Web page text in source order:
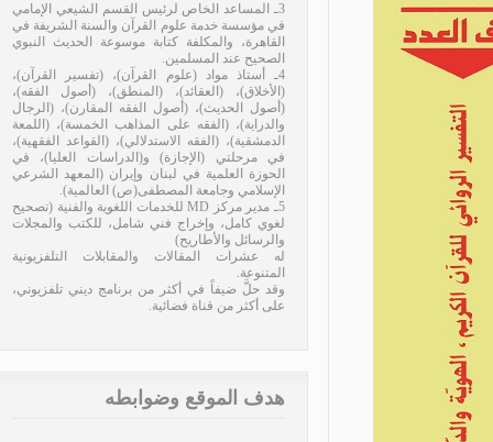
3ـ المساعد الخاص لرئيس القسم الشيعي الإمامي
في مؤسسة خدمة علوم القرآن والسنة الشريفة في
القاهرة، والمكلفة كتابة موسوعة الحديث النبوي
الصحيح عند المسلمين.
4ـ أستاذ مواد (علوم القرآن)، (تفسير القرآن)،
(الأخلاق)، (العقائد)، (المنطق)، (أصول الفقه)،
(أصول الحديث)، (أصول الفقه المقارن)، (الرجال
والدراية)، (الفقه على المذاهب الخمسة)، (اللمعة
الدمشقية)، (الفقه الاستدلالي)، (القواعد الفقهية)،
في مرحلتي (الإجازة) و(الدراسات العليا)، في
الحوزة العلمية في لبنان وإيران (المعهد الشرعي
الإسلامي وجامعة المصطفى(ص) العالمية).
5ـ مدير مركز MD للخدمات اللغوية والفنية (تصحيح
لغوي كامل، وإخراج فني شامل، للكتب والمجلات
والرسائل والأطاريح)
له عشرات المقالات والمقابلات التلفزيونية
المتنوعة.
وقد حلَّ ضيفاً في أكثر من برنامج ديني تلفزيوني،
على أكثر من قناة فضائية.
هدف الموقع وضوابطه